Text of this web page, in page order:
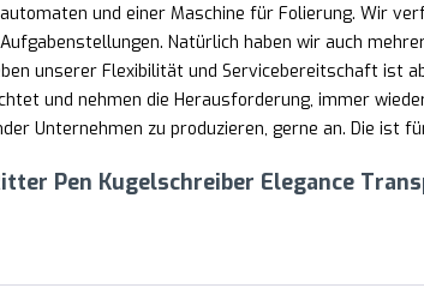
und einer Maschine für Folierung. Wir
Natürlich haben wir auch
unserer Flexibilität und Servicebereitschaft ist
und nehmen die Herausforderung, immer
Unternehmen zu produzieren, gerne an. Die ist
Pen Kugelschreiber Elegance